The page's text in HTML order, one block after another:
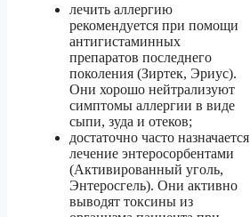
лечить аллергию
рекомендуется при помощи
антигистаминных
препаратов последнего
поколения (Зиртек, Эриус).
Они хорошо нейтрализуют
симптомы аллергии в виде
сыпи, зуда и отеков;
достаточно часто назначается
лечение энтеросорбентами
(Активированный уголь,
Энтеросгель). Они активно
выводят токсины из